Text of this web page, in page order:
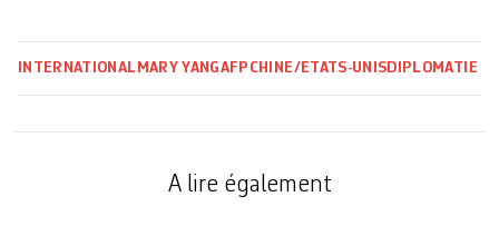
INTERNATIONAL MARY YANGAFP CHINE/ETATS-UNIS DIPLOMATIE
A lire également